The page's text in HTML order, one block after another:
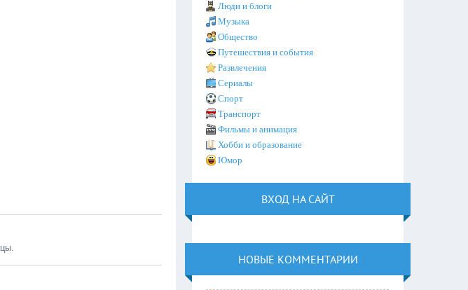
Люди и блоги
Музыка
Общество
Путешествия и события
Развлечения
Сериалы
Спорт
Транспорт
Фильмы и анимация
Хобби и образование
Юмор
ВХОД НА САЙТ
НОВЫЕ КОММЕНТАРИИ